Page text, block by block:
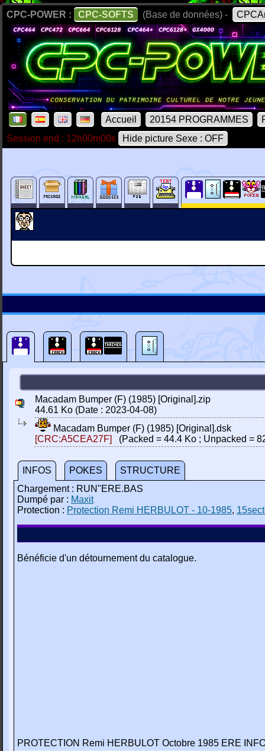
CPC-POWER : CPC-SOFTS (Base de données) -
Accueil 20154 PROGRAMMES
Session end : 12h00m00s
Hide picture Sexe : OFF
Macadam Bumper (F) (1985) [Original].zip
44.61 Ko (Date : 2023-04-08)
Macadam Bumper (F) (1985) [Original].dsk
[CRC:A5CEA27F]
(Packed = 44.4 Ko ; Unpacked =
INFOS POKES
STRUCTURE
Chargement : RUN"ERE.BAS
Dumpé par : Maxit
Protection : Protection Remi HERBULOT - 10-1985,
Bénéficie d'un détournement du catalogue.
PROTECTION Remi HERBULOT Octobre 1985 ERE